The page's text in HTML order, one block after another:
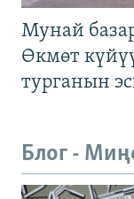
Мунай
Өкмөт
турганын
Блог -